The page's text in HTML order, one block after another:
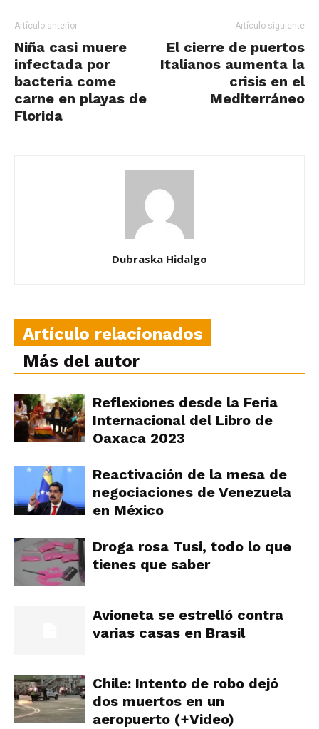
Artículo anterior
Niña casi muere
infectada por
bacteria come
carne en playas de
Florida
Artículo siguiente
El cierre de puertos
Italianos aumenta la
crisis en el
Mediterráneo
Dubraska Hidalgo
Artículo relacionados
Más del autor
Reflexiones desde la Feria
Internacional del Libro de
Oaxaca 2023
Reactivación de la mesa de
negociaciones de Venezuela
en México
Droga rosa Tusi, todo lo que
tienes que saber
Avioneta se estrelló contra
varias casas en Brasil
Chile: Intento de robo dejó
dos muertos en un
aeropuerto (+Video)